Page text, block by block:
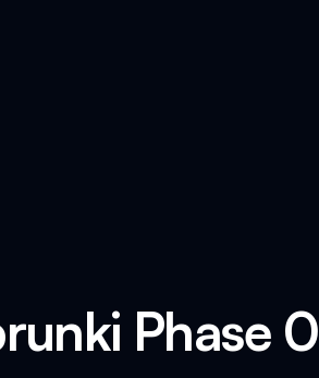
Phase 0